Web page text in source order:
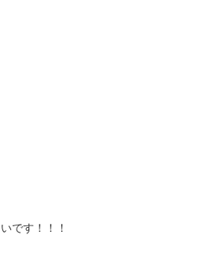
いです！！！